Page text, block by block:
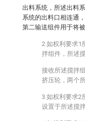
出料系统，所述出料
系统的出料口相连通
第二输送组件用于将
2.如权利要求1
拌组件，所述
接收所述搅拌
挤压轮，两个
3.如权利要求2
设置于所述搅